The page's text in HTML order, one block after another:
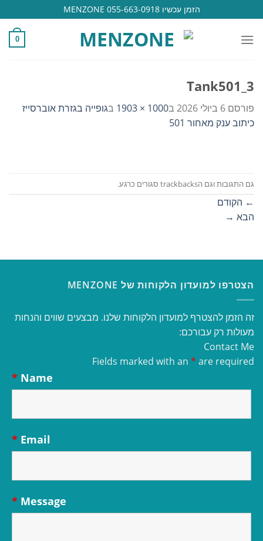
to
content
הזמן עכשיו 055-663-0918 MENZONE
0
Tank501_3
פורסם 6 ביולי 2026 ב1000 × 1903 בגופייה בגזרת אוברסייז
כיתוב ענק מאחור 501
גם התגובות וגם הtrackbacks סגורים כרגע.
← הקודם
הבא →
הצטרפו למועדון הלקוחות של MENZONE
זה הזמן להצטרף למועדון הלקוחות שלנו. מבצעים שווים והנחות
מעולות רק עבורכם:
Contact Me
Fields marked with an * are required
Name
*
Email
*
Message
*